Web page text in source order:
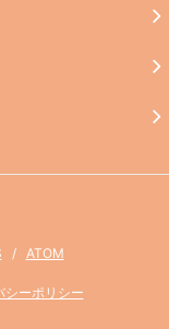
/ ATOM
シーポリシー